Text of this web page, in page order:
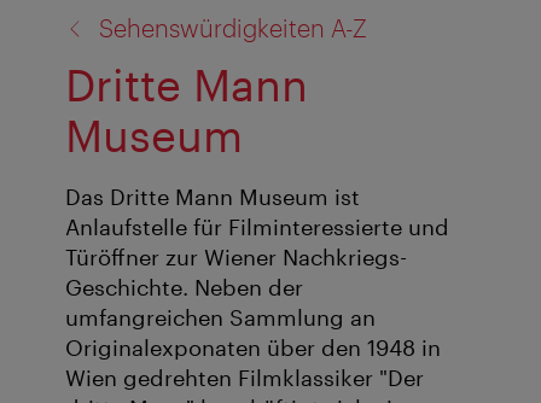
Sehenswürdigkeiten A-Z
Dritte Mann
Museum
Das Dritte Mann Museum ist
Anlaufstelle für Filminteressierte und
Türöffner zur Wiener Nachkriegs-
Geschichte. Neben der
umfangreichen Sammlung an
Originalexponaten über den 1948 in
Wien gedrehten Filmklassiker "Der